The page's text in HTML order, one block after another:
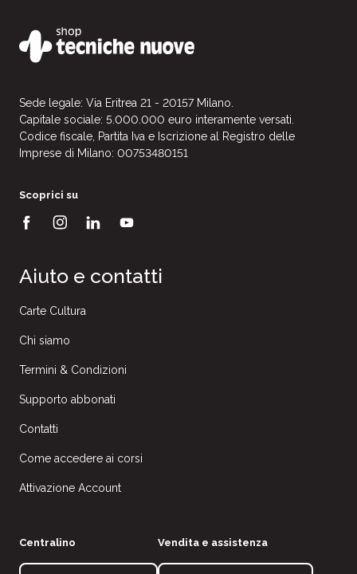
Sede legale: Via Eritrea 21 - 20157 Milano.
Capitale sociale: 5.000.000 euro interamente versati.
Codice fiscale, Partita Iva e Iscrizione al Registro delle
Imprese di Milano: 00753480151
Scoprici su
Aiuto e contatti
Carte Cultura
Chi siamo
Termini & Condizioni
Supporto abbonati
Contatti
Come accedere ai corsi
Attivazione Account
Centralino Vendita e assistenza